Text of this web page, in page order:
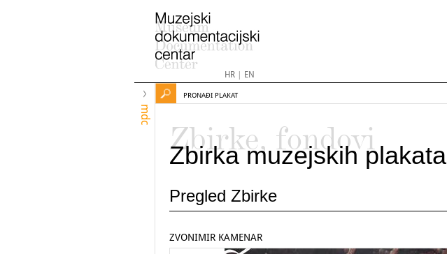
HR| EN
mdc
PRONAĐI PLAKAT
Zbirke, fondovi
Zbirka muzejskih plakata
Pregled Zbirke
ZVONIMIR KAMENAR